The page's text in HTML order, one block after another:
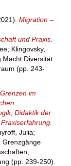
Migration –
und Praxis.
; Klingovsky,
(pp. 243-
Grenzen im
Didaktik der
Julia;
Grenzgänge
(pp. 239-250).